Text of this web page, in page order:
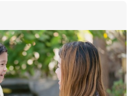
的那個男人│讀懂父親的
當爸爸！男人總是在一次